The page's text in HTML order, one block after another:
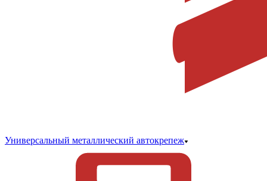
Универсальный металлический автокрепеж